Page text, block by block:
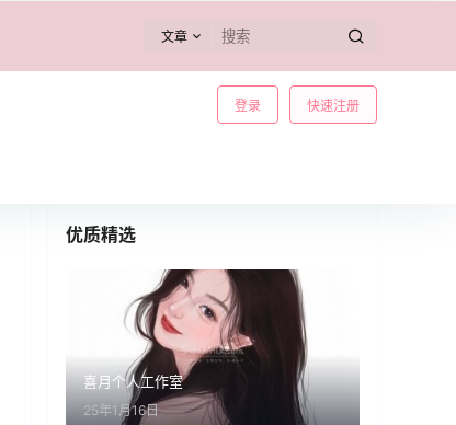
文章
登录 快速注册
优质精选
喜月个人工作室
25年1月16日